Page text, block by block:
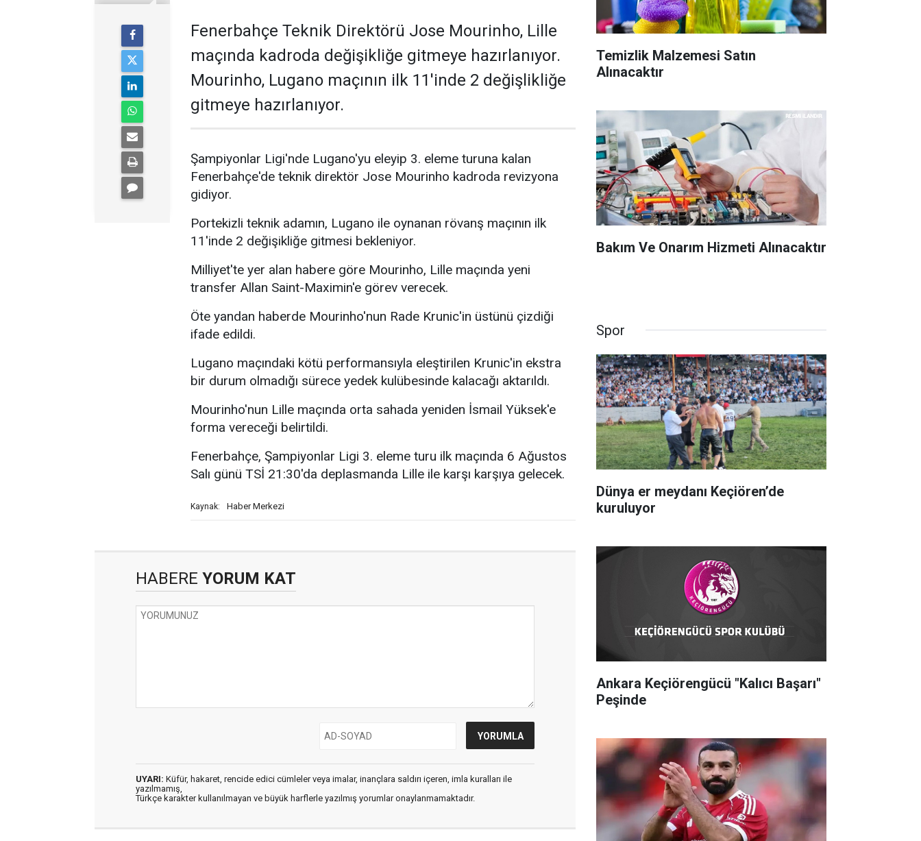
Fenerbahçe Teknik Direktörü Jose Mourinho, Lille
maçında kadroda değişikliğe gitmeye hazırlanıyor.
Mourinho, Lugano maçının ilk 11'inde 2 değişlikliğe
gitmeye hazırlanıyor.
Şampiyonlar Ligi'nde Lugano'yu eleyip 3. eleme turuna kalan
Fenerbahçe'de teknik direktör Jose Mourinho kadroda revizyona
gidiyor.
Portekizli teknik adamın, Lugano ile oynanan rövanş maçının ilk
11'inde 2 değişikliğe gitmesi bekleniyor.
Milliyet'te yer alan habere göre Mourinho, Lille maçında yeni
transfer Allan Saint-Maximin'e görev verecek.
Öte yandan haberde Mourinho'nun Rade Krunic'in üstünü çizdiği
ifade edildi.
Lugano maçındaki kötü performansıyla eleştirilen Krunic'in ekstra
bir durum olmadığı sürece yedek kulübesinde kalacağı aktarıldı.
Mourinho'nun Lille maçında orta sahada yeniden İsmail Yüksek'e
forma vereceği belirtildi.
Fenerbahçe, Şampiyonlar Ligi 3. eleme turu ilk maçında 6 Ağustos
Salı günü TSİ 21:30'da deplasmanda Lille ile karşı karşıya gelecek.
Kaynak: Haber Merkezi
HABERE YORUM KAT
UYARI: Küfür, hakaret, rencide edici cümleler veya imalar, inançlara saldırı içeren, imla kuralları ile
yazılmamış,
Türkçe karakter kullanılmayan ve büyük harflerle yazılmış yorumlar onaylanmamaktadır.
Temizlik Malzemesi Satın
Alınacaktır
Bakım Ve Onarım Hizmeti Alınacaktır
Spor
Dünya er meydanı Keçiören’de
kuruluyor
Ankara Keçiörengücü "Kalıcı Başarı"
Peşinde